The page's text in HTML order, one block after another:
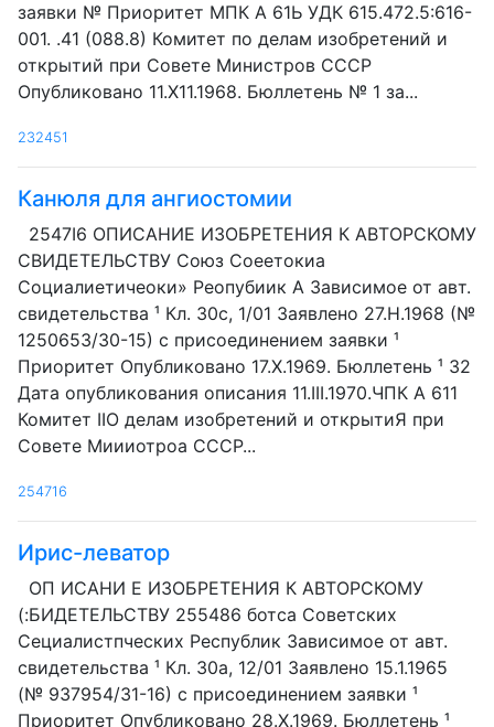
заявки № Приоритет МПК А 61Ь УДК 615.472.5:616-
001. .41 (088.8) Комитет по делам изобретений и
открытий при Совете Министров СССР
Опубликовано 11.Х11.1968. Бюллетень № 1 за...
232451
Канюля для ангиостомии
2547I6 ОПИСАНИЕ ИЗОБРЕТЕНИЯ К АВТОРСКОМУ
СВИДЕТЕЛЬСТВУ Союз Соеетокиа
Социалиетичеоки» Реопубиик A Зависимое от авт.
свидетельства ¹ Кл. 30с, 1/01 Заявлено 27.Н.1968 (№
1250653/30-15) с присоединением заявки ¹
Приоритет Опубликовано 17.Х.1969. Бюллетень ¹ 32
Дата опубликования описания 11.III.1970.ЧПК А 611
Комитет IIO делам изобретений и открытиЯ при
Совете Миииотроа СССР...
254716
Ирис-леватор
ОП ИСАНИ Е ИЗОБРЕТЕНИЯ К АВТОРСКОМУ
(:БИДЕТЕЛЬСТВУ 255486 ботса Советских
Сециалистпческих Республик Зависимое от авт.
свидетельства ¹ Кл. 30а, 12/01 Заявлено 15.1.1965
(№ 937954/31-16) с присоединением заявки ¹
Приоритет Опубликовано 28.Х.1969. Бюллетень ¹